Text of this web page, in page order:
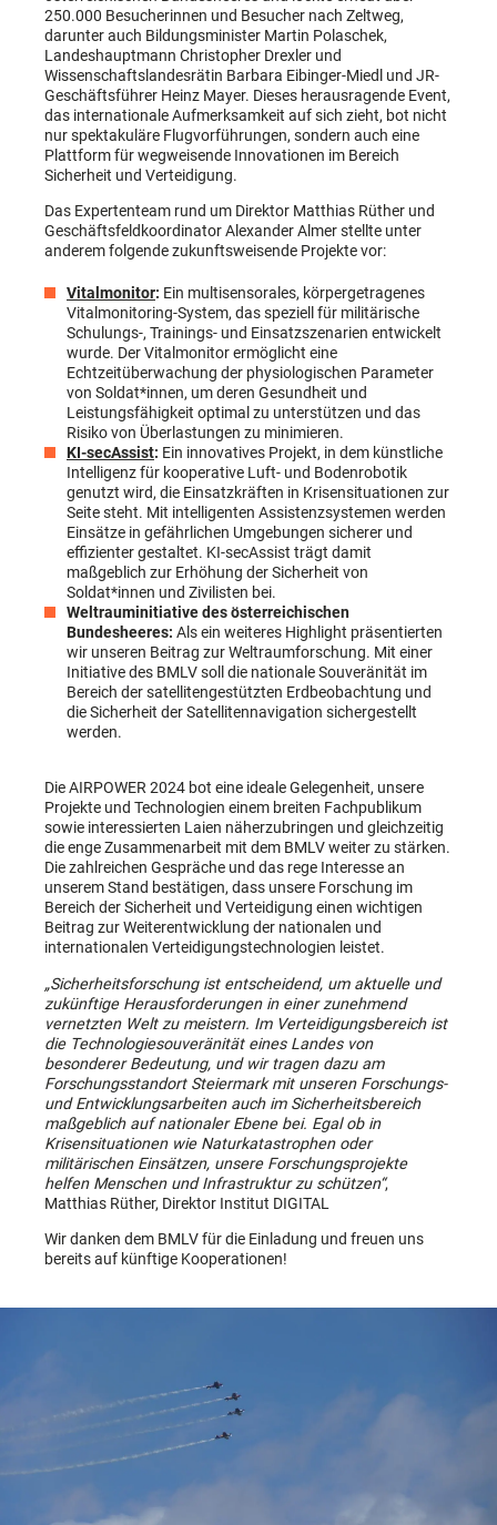
250.000 Besucherinnen und Besucher nach Zeltweg,
darunter auch Bildungsminister Martin Polaschek,
Landeshauptmann Christopher Drexler und
Wissenschaftslandesrätin Barbara Eibinger-Miedl und JR-
Geschäftsführer Heinz Mayer. Dieses herausragende Event,
das internationale Aufmerksamkeit auf sich zieht, bot nicht
nur spektakuläre Flugvorführungen, sondern auch eine
Plattform für wegweisende Innovationen im Bereich
Sicherheit und Verteidigung.
Das Expertenteam rund um Direktor Matthias Rüther und
Geschäftsfeldkoordinator Alexander Almer stellte unter
anderem folgende zukunftsweisende Projekte vor:
Vitalmonitor: Ein multisensorales, körpergetragenes
Vitalmonitoring-System, das speziell für militärische
Schulungs-, Trainings- und Einsatzszenarien entwickelt
wurde. Der Vitalmonitor ermöglicht eine
Echtzeitüberwachung der physiologischen Parameter
von Soldat*innen, um deren Gesundheit und
Leistungsfähigkeit optimal zu unterstützen und das
Risiko von Überlastungen zu minimieren.
KI-secAssist: Ein innovatives Projekt, in dem künstliche
Intelligenz für kooperative Luft- und Bodenrobotik
genutzt wird, die Einsatzkräften in Krisensituationen zur
Seite steht. Mit intelligenten Assistenzsystemen werden
Einsätze in gefährlichen Umgebungen sicherer und
effizienter gestaltet. KI-secAssist trägt damit
maßgeblich zur Erhöhung der Sicherheit von
Soldat*innen und Zivilisten bei.
Weltrauminitiative des österreichischen
Bundesheeres: Als ein weiteres Highlight präsentierten
wir unseren Beitrag zur Weltraumforschung. Mit einer
Initiative des BMLV soll die nationale Souveränität im
Bereich der satellitengestützten Erdbeobachtung und
die Sicherheit der Satellitennavigation sichergestellt
werden.
Die AIRPOWER 2024 bot eine ideale Gelegenheit, unsere
Projekte und Technologien einem breiten Fachpublikum
sowie interessierten Laien näherzubringen und gleichzeitig
die enge Zusammenarbeit mit dem BMLV weiter zu stärken.
Die zahlreichen Gespräche und das rege Interesse an
unserem Stand bestätigen, dass unsere Forschung im
Bereich der Sicherheit und Verteidigung einen wichtigen
Beitrag zur Weiterentwicklung der nationalen und
internationalen Verteidigungstechnologien leistet.
„Sicherheitsforschung ist entscheidend, um aktuelle und
zukünftige Herausforderungen in einer zunehmend
vernetzten Welt zu meistern. Im Verteidigungsbereich ist
die Technologiesouveränität eines Landes von
besonderer Bedeutung, und wir tragen dazu am
Forschungsstandort Steiermark mit unseren Forschungs-
und Entwicklungsarbeiten auch im Sicherheitsbereich
maßgeblich auf nationaler Ebene bei. Egal ob in
Krisensituationen wie Naturkatastrophen oder
militärischen Einsätzen, unsere Forschungsprojekte
helfen Menschen und Infrastruktur zu schützen“,
Matthias Rüther, Direktor Institut DIGITAL
Wir danken dem BMLV für die Einladung und freuen uns
bereits auf künftige Kooperationen!